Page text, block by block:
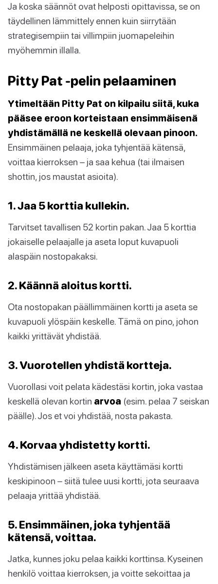
Ja koska säännöt ovat helposti opittavissa, se on
täydellinen lämmittely ennen kuin siirrytään
strategisempiin tai villimpiin juomapeleihin
myöhemmin illalla.
Pitty Pat -pelin pelaaminen
Ytimeltään Pitty Pat on kilpailu siitä, kuka
pääsee eroon korteistaan ensimmäisenä
yhdistämällä ne keskellä olevaan pinoon.
Ensimmäinen pelaaja, joka tyhjentää kätensä,
voittaa kierroksen – ja saa kehua (tai ilmaisen
shottin, jos maustat asioita).
1. Jaa 5 korttia kullekin.
Tarvitset tavallisen 52 kortin pakan. Jaa 5 korttia
jokaiselle pelaajalle ja aseta loput kuvapuoli
alaspäin nostopakaksi.
2. Käännä aloitus kortti.
Ota nostopakan päällimmäinen kortti ja aseta se
kuvapuoli ylöspäin keskelle. Tämä on pino, johon
kaikki yrittävät yhdistää.
3. Vuorotellen yhdistä kortteja.
Vuorollasi voit pelata kädestäsi kortin, joka vastaa
keskellä olevan kortin arvoa (esim. pelaa 7 seiskan
päälle). Jos et voi yhdistää, nosta pakasta.
4. Korvaa yhdistetty kortti.
Yhdistämisen jälkeen aseta käyttämäsi kortti
keskipinoon – siitä tulee uusi kortti, jota seuraava
pelaaja yrittää yhdistää.
5. Ensimmäinen, joka tyhjentää
kätensä, voittaa.
Jatka, kunnes joku pelaa kaikki korttinsa. Kyseinen
henkilö voittaa kierroksen, ja voitte sekoittaa ja